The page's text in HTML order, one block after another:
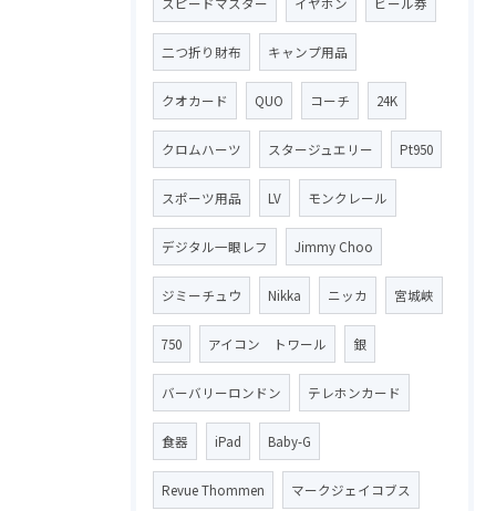
二つ折り財布 キャンプ用品
クオカード QUO コーチ 24K
クロムハーツ スタージュエリー Pt950
スポーツ用品 LV モンクレール
デジタル一眼レフ Jimmy Choo
ジミーチュウ Nikka ニッカ 宮城峡
750 アイコン トワール 銀
バーバリーロンドン テレホンカード
食器 iPad Baby-G
Revue Thommen マークジェイコブス